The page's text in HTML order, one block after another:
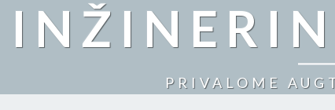
PRIVALOME